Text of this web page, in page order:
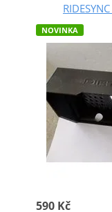
NOVINKA
590 Kč